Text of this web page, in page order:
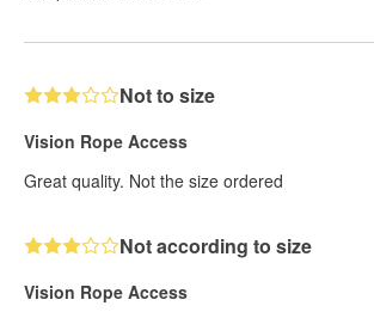
Not to size
Vision Rope Access
Great quality. Not the size ordered
Not according to size
Vision Rope Access